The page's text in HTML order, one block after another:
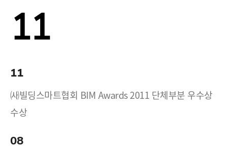
11
11
㈔빌딩스마트협회 BIM Awards 2011 단체부분 우수상
수상
08